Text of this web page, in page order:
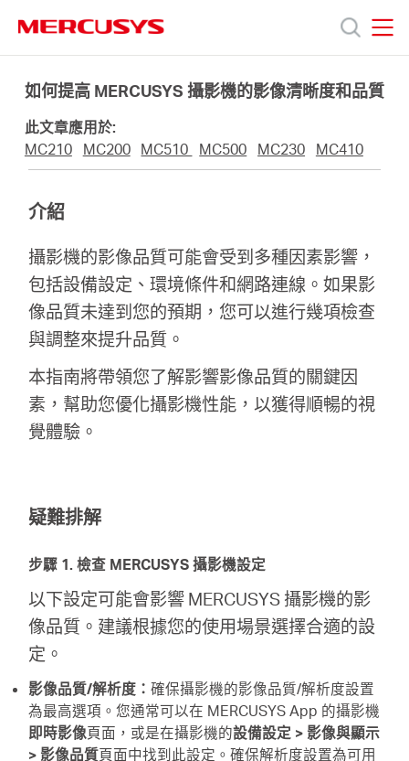
navigation
惠
如何提高 MERCUSYS 攝影機的影像清晰度和品質
此文章應用於:
MC210
MC200 MC510 MC500 MC230 MC410
介紹
攝影機的影像品質可能會受到多種因素影響，
包括設備設定、環境條件和網路連線。如果影
像品質未達到您的預期，您可以進行幾項檢查
與調整來提升品質。
本指南將帶領您了解影響影像品質的關鍵因
素，幫助您優化攝影機性能，以獲得順暢的視
覺體驗。
疑難排解
步驟 1. 檢查 MERCUSYS 攝影機設定
以下設定可能會影響 MERCUSYS 攝影機的影
像品質。建議根據您的使用場景選擇合適的設
定。
影像品質/解析度：確保攝影機的影像品質/解析度設置
為最高選項。您通常可以在 MERCUSYS App 的攝影機
即時影像頁面，或是在攝影機的設備設定 > 影像與顯示
> 影像品質頁面中找到此設定。確保解析度設置為可用